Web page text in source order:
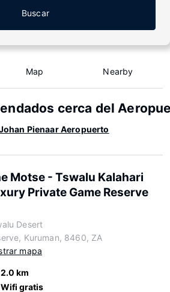
Buscar
Map Nearby
cerca del
Pienaar Aeropuerto
Motse - Tswalu Kalahari
Private Game Reserve
Desert
Kuruman, 8460, ZA
mapa
2.0 km
Wifi gratis